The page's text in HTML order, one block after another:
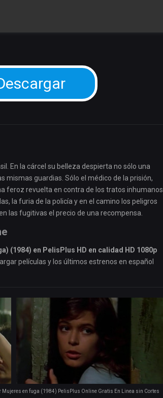
En la cárcel su belleza despierta no sólo una
mismas guardias. Sólo el médico de la prisión,
feroz revuelta en contra de los tratos inhumanos
la furia de la policía y en el camino los peligros
las fugitivas el precio de una recompensa.
(1984) en PelisPlus HD en calidad HD 1080p
películas y los últimos estrenos en español
en fuga (1984) PelisPlus Online Gratis En Linea sin Cortes